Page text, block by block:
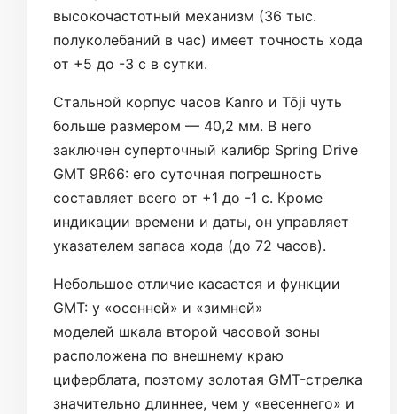
высокочастотный механизм (36 тыс.
полуколебаний в час) имеет точность хода
от +5 до -3 с в сутки.
Стальной корпус часов Kanro и Tōji чуть
больше размером — 40,2 мм. В него
заключен суперточный калибр Spring Drive
GMT 9R66: его суточная погрешность
составляет всего от +1 до -1 с. Кроме
индикации времени и даты, он управляет
указателем запаса хода (до 72 часов).
Небольшое отличие касается и функции
GMT: у «осенней» и «зимней»
моделей шкала второй часовой зоны
расположена по внешнему краю
циферблата, поэтому золотая GMT-стрелка
значительно длиннее, чем у «весеннего» и